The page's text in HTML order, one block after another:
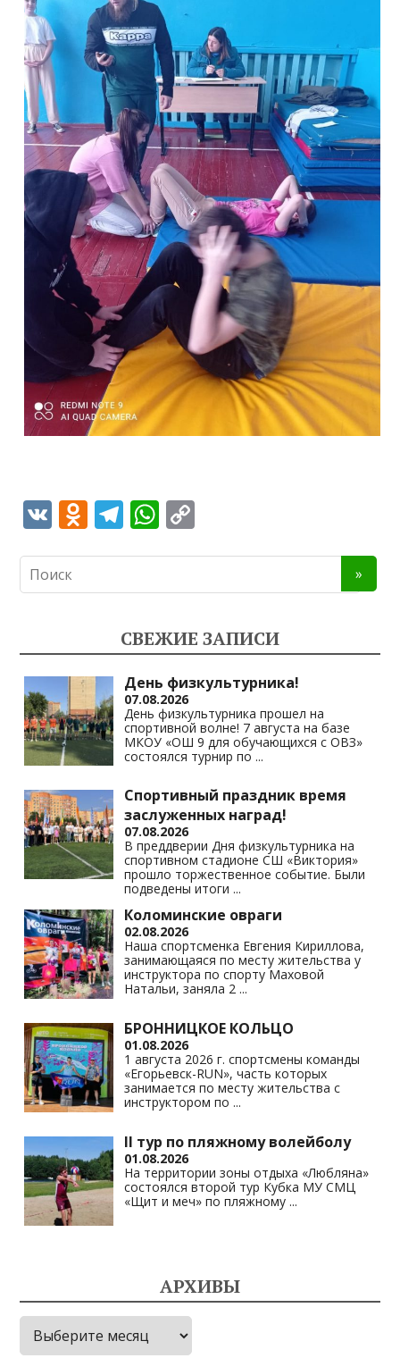
V O
o
as
s
ni
ki
T
gr
a
m
W
s
A
p
p
y
Li
n
k
СВЕЖИЕ ЗАПИСИ
День физкультурника!
07.08.2026
День физкультурника прошел на
спортивной волне! 7 августа на базе
МКОУ «ОШ 9 для обучающихся с ОВЗ»
состоялся турнир по ...
Спортивный праздник время
заслуженных наград!
07.08.2026
В преддверии Дня физкультурника на
спортивном стадионе СШ «Виктория»
прошло торжественное событие. Были
подведены итоги ...
Коломинские овраги
02.08.2026
Наша спортсменка Евгения Кириллова,
занимающаяся по месту жительства у
инструктора по спорту Маховой
Натальи, заняла 2 ...
БРОННИЦКОЕ КОЛЬЦО
01.08.2026
1 августа 2026 г. спортсмены команды
«Егорьевск-RUN», часть которых
занимается по месту жительства с
инструктором по ...
II тур по пляжному волейболу
01.08.2026
На территории зоны отдыха «Любляна»
состоялся второй тур Кубка МУ СМЦ
«Щит и меч» по пляжному ...
АРХИВЫ
Архивы